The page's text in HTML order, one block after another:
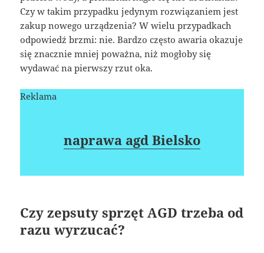
Czy w takim przypadku jedynym rozwiązaniem jest
zakup nowego urządzenia? W wielu przypadkach
odpowiedź brzmi: nie. Bardzo często awaria okazuje
się znacznie mniej poważna, niż mogłoby się
wydawać na pierwszy rzut oka.
Reklama
naprawa agd Bielsko
Czy zepsuty sprzęt AGD trzeba od
razu wyrzucać?